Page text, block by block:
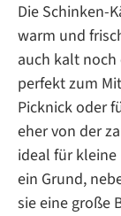
Die Schinken-
warm und
auch kalt noch
perfekt zum
Picknick oder
eher von der
ideal für kleine
ein Grund,
sie eine große